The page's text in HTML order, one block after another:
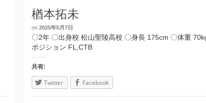
楢本拓未
on 2025年5月7日
〇2年 〇出身校 松山聖陵高校 〇身長 175cm 〇体重
ポジション FL,CTB
共有:
Twitter Facebook